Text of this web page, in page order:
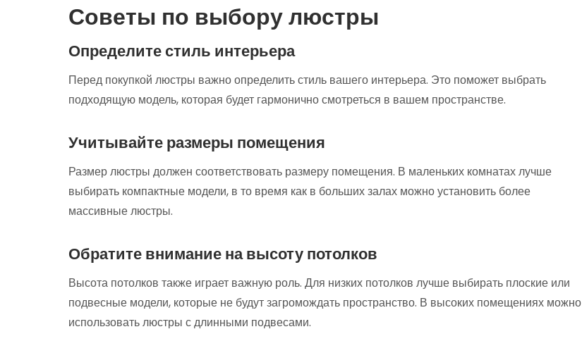
Советы по выбору люстры
Определите стиль интерьера
Перед покупкой люстры важно определить стиль вашего интерьера. Это поможет выбрать
подходящую модель, которая будет гармонично смотреться в вашем пространстве.
Учитывайте размеры помещения
Размер люстры должен соответствовать размеру помещения. В маленьких комнатах лучше
выбирать компактные модели, в то время как в больших залах можно установить более
массивные люстры.
Обратите внимание на высоту потолков
Высота потолков также играет важную роль. Для низких потолков лучше выбирать плоские или
подвесные модели, которые не будут загромождать пространство. В высоких помещениях можно
использовать люстры с длинными подвесами.